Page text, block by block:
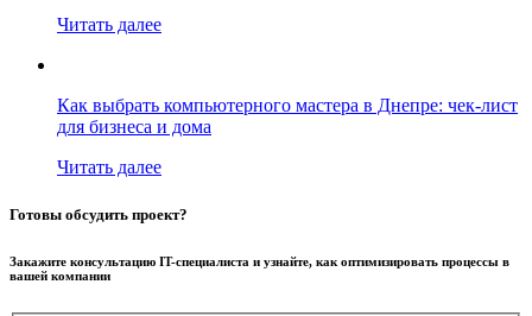
Читать далее
Как выбрать компьютерного мастера в Днепре: чек-лист
для бизнеса и дома
Читать далее
Готовы обсудить проект?
Закажите консультацию IT-специалиста и узнайте, как оптимизировать процессы в
вашей компании